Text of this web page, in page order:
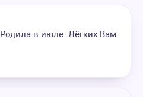
в июле. Лёгких Вам